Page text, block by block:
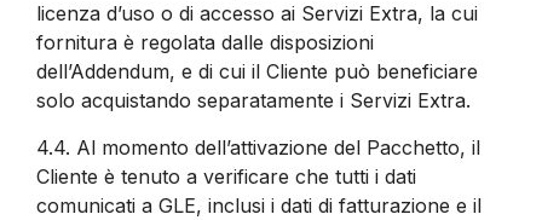
licenza d’uso o di accesso ai Servizi Extra, la cui
fornitura è regolata dalle disposizioni
dell’Addendum, e di cui il Cliente può beneficiare
solo acquistando separatamente i Servizi Extra.
4.4. Al momento dell’attivazione del Pacchetto, il
Cliente è tenuto a verificare che tutti i dati
comunicati a GLE, inclusi i dati di fatturazione e il